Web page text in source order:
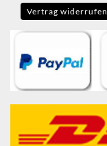
Vertrag widerrufen